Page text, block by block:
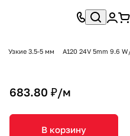
Узкие 3.5-5 мм A120 24V 5mm 9.6
683.80 ₽/м
В корзину